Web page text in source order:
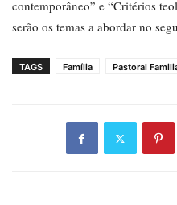
contemporâneo” e “Critérios
serão os temas a abordar no
TAGS Família Pastoral